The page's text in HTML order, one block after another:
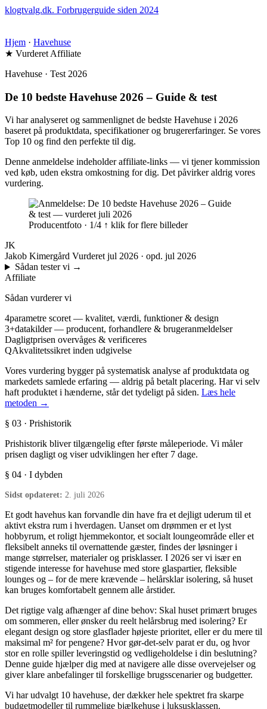
klogtvalg.dk. Forbrugerguide siden 2024
Hjem · Havehuse
★ Vurderet Affiliate
Havehuse · Test 2026
De 10 bedste Havehuse 2026 – Guide & test
Vi har analyseret og sammenlignet de bedste Havehuse i 2026
baseret på produktdata, specifikationer og brugererfaringer. Se vores
Top 10 og find den perfekte til dig.
Denne anmeldelse indeholder affiliate-links — vi tjener kommission
ved køb, uden ekstra omkostning for dig. Det påvirker aldrig vores
vurdering.
Producentfoto · 1/4 ↑ klik for flere billeder
JK
Jakob Kimergård Vurderet jul 2026 · opd. jul 2026
Sådan tester vi →
Affiliate
Sådan vurderer vi
4parametre scoret — kvalitet, værdi, funktioner & design
3+datakilder — producent, forhandlere & brugeranmeldelser
Dagligtprisen overvåges & verificeres
QAkvalitetssikret inden udgivelse
Vores vurdering bygger på systematisk analyse af produktdata og
markedets samlede erfaring — aldrig på betalt placering. Har vi selv
haft produktet i hænderne, står det tydeligt på siden. Læs hele
metoden →
§ 03 · Prishistorik
Prishistorik bliver tilgængelig efter første måleperiode. Vi måler
prisen dagligt og viser udviklingen her efter 7 dage.
§ 04 · I dybden
Sidst opdateret: 2. juli 2026
Et godt havehus kan forvandle din have fra et dejligt uderum til et
aktivt ekstra rum i hverdagen. Uanset om drømmen er et lyst
hobbyrum, et roligt hjemmekontor, et socialt loungeområde eller et
fleksibelt anneks til overnattende gæster, findes der løsninger i
mange størrelser, materialer og prisklasser. I 2026 ser vi især en
stigende interesse for havehuse med store glaspartier, fleksible
lounges og – for de mere krævende – helårsklar isolering, så huset
kan bruges komfortabelt gennem alle årstider.
Det rigtige valg afhænger af dine behov: Skal huset primært bruges
om sommeren, eller ønsker du reelt helårsbrug med isolering? Er
elegant design og store glasflader højeste prioritet, eller er du mere til
maksimal m² for pengene? Hvor gør-det-selv parat er du, og hvor
stor en rolle spiller leveringstid og vedligeholdelse i din beslutning?
Denne guide hjælper dig med at navigere alle disse overvejelser og
giver klare anbefalinger til forskellige brugsscenarier og budgetter.
Vi har udvalgt 10 havehuse, der dækker hele spektret fra skarpe
budgetmodeller til rummelige bjælkehuse i luksusklassen.